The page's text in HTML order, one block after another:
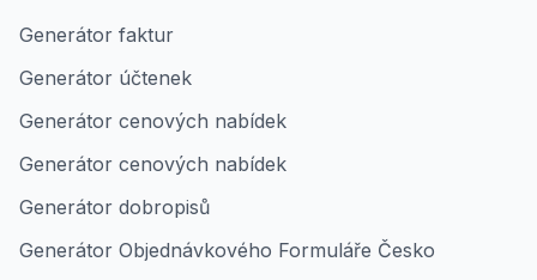
Generátor faktur
Generátor účtenek
Generátor cenových nabídek
Generátor cenových nabídek
Generátor dobropisů
Generátor Objednávkového Formuláře Česko